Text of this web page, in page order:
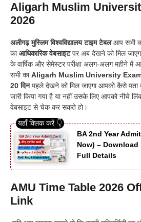
Aligarh Muslim
2026
अलीगढ़ मुस्लिम विश्वविद्यालय टाइम टेबलआप सभी
काआधिकारिक वेबसाइटपर अब देखने को मिल
के वार्षिक और सेमेस्टर परीक्षा अलग-अलग महीने में
सभी काAligarh Muslim University
20 दिनपहले देखने को मिल जाएगा आपको कैसे पता
जारी किया गया है या नहीं उसके लिए आपको नीचे
वेबसाइट से चेक कर सकते हो।
BA 2nd Year
Now) – Download
Full Details
AMU Time Table 2026
Link